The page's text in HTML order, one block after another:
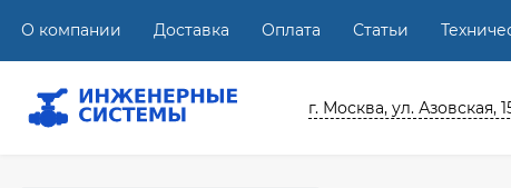
О компании Доставка Оплата Статьи
г. Москва, ул. Азовская,